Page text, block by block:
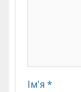
Ім'я *